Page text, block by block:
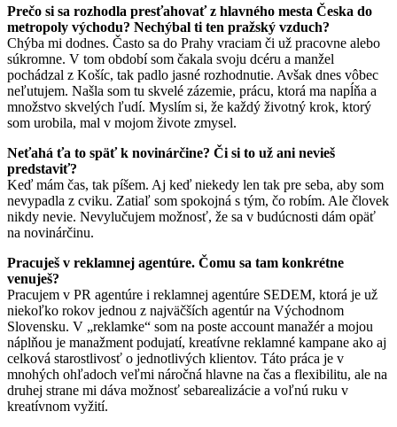
Prečo si sa rozhodla presťahovať z hlavného mesta Česka do
metropoly východu? Nechýbal ti ten pražský vzduch?
Chýba mi dodnes. Často sa do Prahy vraciam či už pracovne alebo
súkromne. V tom období som čakala svoju dcéru a manžel
pochádzal z Košíc, tak padlo jasné rozhodnutie. Avšak dnes vôbec
neľutujem. Našla som tu skvelé zázemie, prácu, ktorá ma napĺňa a
množstvo skvelých ľudí. Myslím si, že každý životný krok, ktorý
som urobila, mal v mojom živote zmysel.
Neťahá ťa to späť k novinárčine? Či si to už ani nevieš
predstaviť?
Keď mám čas, tak píšem. Aj keď niekedy len tak pre seba, aby som
nevypadla z cviku. Zatiaľ som spokojná s tým, čo robím. Ale človek
nikdy nevie. Nevylučujem možnosť, že sa v budúcnosti dám opäť
na novinárčinu.
Pracuješ v reklamnej agentúre. Čomu sa tam konkrétne
venuješ?
Pracujem v PR agentúre i reklamnej agentúre SEDEM, ktorá je už
niekoľko rokov jednou z najväčších agentúr na Východnom
Slovensku. V „reklamke“ som na poste account manažér a mojou
náplňou je manažment podujatí, kreatívne reklamné kampane ako aj
celková starostlivosť o jednotlivých klientov. Táto práca je v
mnohých ohľadoch veľmi náročná hlavne na čas a flexibilitu, ale na
druhej strane mi dáva možnosť sebarealizácie a voľnú ruku v
kreatívnom vyžití.